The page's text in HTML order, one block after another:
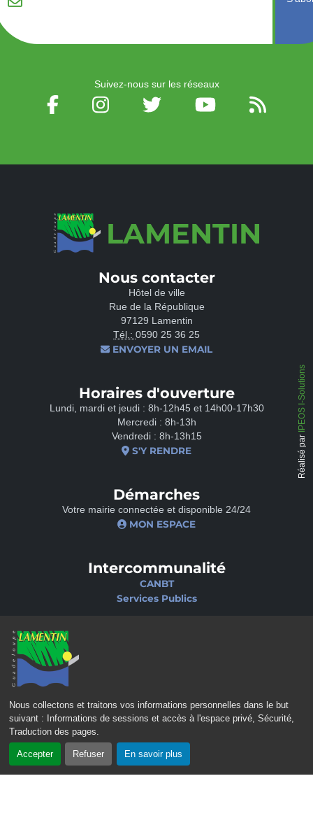
Nous collectons et traitons vos informations personnelles dans le but
suivant :
Informations de sessions et accès à l'espace privé, Sécurité,
Traduction des pages
Accepter Refuser En savoir plus
LAMENTIN
Nous contacter
Hôtel de ville
Rue de la République
97129 Lamentin
Tél.: 0590 25 36 25
ENVOYER UN EMAIL
Horaires d'ouverture
Lundi, mardi et jeudi : 8h-12h45 et 14h00-17h30
Mercredi : 8h-13h
Vendredi : 8h-13h15
S'Y RENDRE
Démarches
Votre mairie connectée et disponible 24/24
MON ESPACE
Intercommunalité
CANBT
Services Publics
Ciné-Théâtre
Suivez-nous sur les réseaux
CONTACT
MENTIONS LÉGALES
Réalisé par
IPEOS I-Solutions